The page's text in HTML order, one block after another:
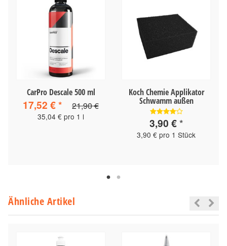
CarPro Descale 500 ml
17,52 €* 21,90 €
35,04 € pro 1 l
Koch Chemie Applikator
Schwamm außen
3,90 €*
3,90 € pro 1 Stück
Ähnliche Artikel